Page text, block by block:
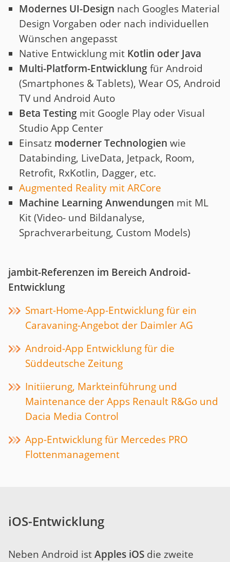
Modernes UI-Design nach Googles Material
Design Vorgaben oder nach individuellen
Wünschen angepasst
Native Entwicklung mit Kotlin oder Java
Multi-Platform-Entwicklungfür Android
(Smartphones & Tablets), Wear OS, Android
TV und Android Auto
Beta Testing mit Google Play oder Visual
Studio App Center
Einsatz moderner Technologien wie
Databinding, LiveData, Jetpack, Room,
Retrofit, RxKotlin, Dagger, etc.
Augmented Reality mit ARCore
Machine Learning Anwendungen mit ML
Kit (Video- und Bildanalyse,
Sprachverarbeitung, Custom Models)
jambit-Referenzen im Bereich Android-
Entwicklung
Smart-Home-App-Entwicklung für ein
Caravaning-Angebot der Daimler AG
Android-App Entwicklung für die
Süddeutsche Zeitung
Initiierung, Markteinführung und
Maintenance der Apps Renault R&Go und
Dacia Media Control
App-Entwicklung für Mercedes PRO
Flottenmanagement
iOS-Entwicklung
Neben Android istApples iOS die zweite